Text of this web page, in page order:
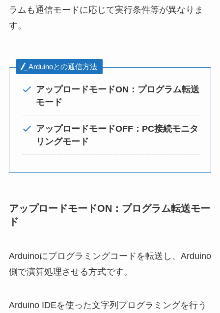
ラムも通信モードに応じて実行条件等が異なりま
す。
Arduinoとの通信方法
アップロードモードON：プログラム転送
モード
アップロードモードOFF：PC接続モニタ
リングモード
アップロードモードON：プログラム転送モー
ド
Arduinoにプログラミングコードを転送し、Arduino
側で演算処理させる方式です。
Arduino IDEを使った文字列プログラミングを行う